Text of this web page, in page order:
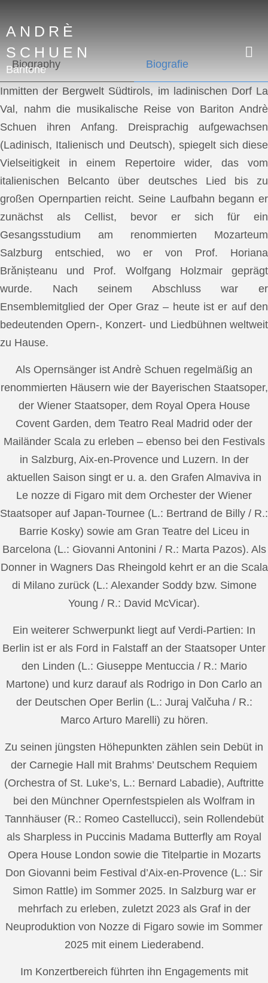
ANDRÈ
SCHUEN
Baritone
Biography Biografie
Inmitten der Bergwelt Südtirols, im ladinischen Dorf La
Val, nahm die musikalische Reise von Bariton Andrè
Schuen ihren Anfang. Dreisprachig aufgewachsen
(Ladinisch, Italienisch und Deutsch), spiegelt sich diese
Vielseitigkeit in einem Repertoire wider, das vom
italienischen Belcanto über deutsches Lied bis zu
großen Opernpartien reicht. Seine Laufbahn begann er
zunächst als Cellist, bevor er sich für ein
Gesangsstudium am renommierten Mozarteum
Salzburg entschied, wo er von Prof. Horiana
Brănișteanu und Prof. Wolfgang Holzmair geprägt
wurde. Nach seinem Abschluss war er
Ensemblemitglied der Oper Graz – heute ist er auf den
bedeutenden Opern-, Konzert- und Liedbühnen weltweit
zu Hause.
Als Opernsänger ist Andrè Schuen regelmäßig an
renommierten Häusern wie der Bayerischen Staatsoper,
der Wiener Staatsoper, dem Royal Opera House
Covent Garden, dem Teatro Real Madrid oder der
Mailänder Scala zu erleben – ebenso bei den Festivals
in Salzburg, Aix-en-Provence und Luzern. In der
aktuellen Saison singt er u. a. den Grafen Almaviva in
Le nozze di Figaro mit dem Orchester der Wiener
Staatsoper auf Japan-Tournee (L.: Bertrand de Billy / R.:
Barrie Kosky) sowie am Gran Teatre del Liceu in
Barcelona (L.: Giovanni Antonini / R.: Marta Pazos). Als
Donner in Wagners Das Rheingold kehrt er an die Scala
di Milano zurück (L.: Alexander Soddy bzw. Simone
Young / R.: David McVicar).
Ein weiterer Schwerpunkt liegt auf Verdi-Partien: In
Berlin ist er als Ford in Falstaff an der Staatsoper Unter
den Linden (L.: Giuseppe Mentuccia / R.: Mario
Martone) und kurz darauf als Rodrigo in Don Carlo an
der Deutschen Oper Berlin (L.: Juraj Valčuha / R.:
Marco Arturo Marelli) zu hören.
Zu seinen jüngsten Höhepunkten zählen sein Debüt in
der Carnegie Hall mit Brahms’ Deutschem Requiem
(Orchestra of St. Luke’s, L.: Bernard Labadie), Auftritte
bei den Münchner Opernfestspielen als Wolfram in
Tannhäuser (R.: Romeo Castellucci), sein Rollendebüt
als Sharpless in Puccinis Madama Butterfly am Royal
Opera House London sowie die Titelpartie in Mozarts
Don Giovanni beim Festival d’Aix-en-Provence (L.: Sir
Simon Rattle) im Sommer 2025. In Salzburg war er
mehrfach zu erleben, zuletzt 2023 als Graf in der
Neuproduktion von Nozze di Figaro sowie im Sommer
2025 mit einem Liederabend.
Im Konzertbereich führten ihn Engagements mit